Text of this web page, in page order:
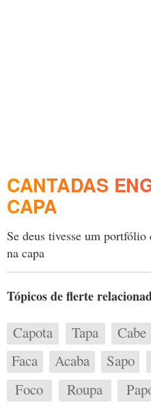
CANTADAS
CAPA
Se deus tivesse um
na capa
Tópicos de flerte
Capota Tapa Cabe
Faca
Acaba Sapo
Foco
Roupa